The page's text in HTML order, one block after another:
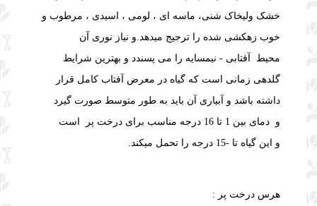
خشک ولیخاک شنی، ماسه ای ، لومی ، اسیدی ، مرطوب و
خوب زهکشی شده را ترجیج میدهد.و نیاز نوری آن
محیط
آفتابی - نیمسایه را می پسندد و بهترین شرایط
گلدهی زمانی است که گیاه در معرض آفتاب کامل قرار
داشته باشد و آبیاری آن باید به طور متوسط صورت گیرد
و
دمای بین 1 تا 16 درجه مناسب برای درخت پر است
و
این گیاه تا -15 درجه را تحمل میکند.
هرس درخت پر :